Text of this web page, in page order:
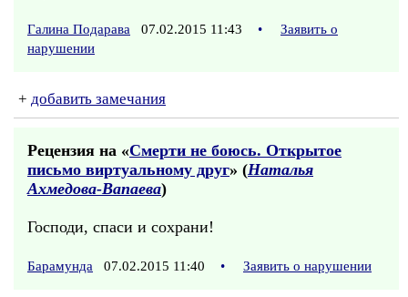
Галина Подарава 07.02.2015 11:43 •
Заявить о
нарушении
+ добавить замечания
Рецензия на «Смерти не боюсь. Открытое
письмо виртуальному друг» (Наталья
Ахмедова-Вапаева)
Господи, спаси и сохрани!
Барамунда 07.02.2015 11:40 • Заявить о нарушении